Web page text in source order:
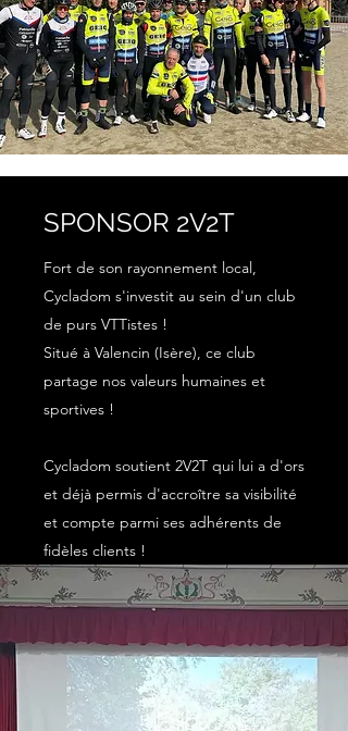
SPONSOR 2V2T
Fort de son rayonnement local,
Cycladom s'investit au sein d'un club
de purs VTTistes !
Situé à Valencin (Isère), ce club
partage nos valeurs humaines et
sportives !
Cycladom soutient 2V2T qui lui a d'ors
et déjà permis d'accroître sa visibilité
et compte parmi ses adhérents de
fidèles clients !